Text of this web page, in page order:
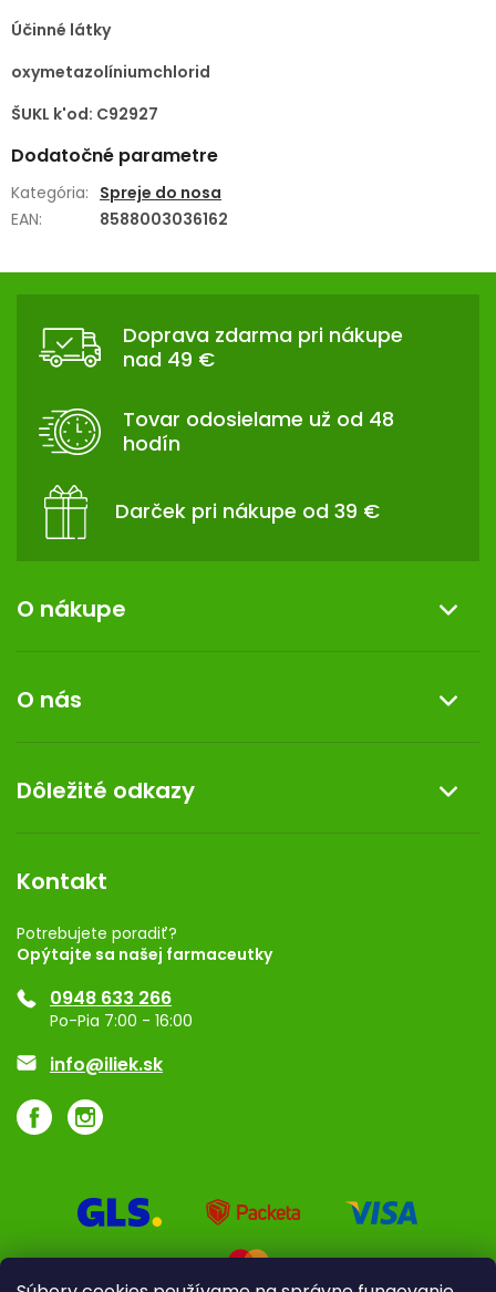
Účinné látky
oxymetazolíniumchlorid
ŠUKL k'od: C92927
Dodatočné parametre
Kategória: Spreje do nosa
EAN: 8588003036162
Z
Doprava zdarma pri nákupe
nad 49 €
Tovar odosielame už od 48
hodín
Darček pri nákupe od 39 €
O nákupe
Reklamácia a vrátenie tovaru
Doprava a platba
Darček k nákupu
O nás
Kontakt
Dermocentrum
Dôležité odkazy
Rozhodnutie na prevádzku
Registrácia
Ponuka pre firmy
Značky
Kontakt
Potrebujete poradiť?
Opýtajte sa našej farmaceutky
0948 633 266
Po-Pia 7:00 - 16:00
info@iliek.sk